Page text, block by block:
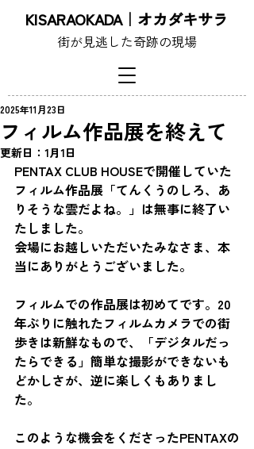
KISARAOKADA｜オカダキサラ
街が見逃した奇跡の現場
フィルム作品展を終えて
2025年11月23日
更新日： 1月1日
PENTAX CLUB HOUSEで開催していた
フィルム作品展「てんくうのしろ、あ
りそうな雲だよね。」は無事に終了い
たしました。
会場にお越しいただいたみなさま、本
当にありがとうございました。
フィルムでの作品展は初めてです。20
年ぶりに触れたフィルムカメラでの街
歩きは新鮮なもので、「デジタルだっ
たらできる」簡単な撮影ができないも
どかしさが、逆に楽しくもありまし
た。
このような機会をくださったPENTAXの